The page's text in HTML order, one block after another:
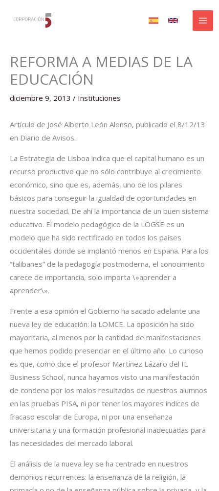
REFORMA A MEDIAS DE LA
EDUCACIÓN
diciembre 9, 2013 / Instituciones
Artículo de José Alberto León Alonso, publicado el 8/12/13
en Diario de Avisos.
La Estrategia de Lisboa indica que el capital humano es un
recurso productivo que no sólo contribuye al crecimiento
económico, sino que es, además, uno de los pilares
básicos para conseguir la igualdad de oportunidades en
nuestra sociedad. De ahí la importancia de un buen sistema
educativo. El modelo pedagógico de la LOGSE es un
modelo que ha sido rectificado en todos los países
occidentales donde se implantó menos en España. Para los
“talibanes” de la pedagogía postmoderna, el conocimiento
carece de importancia, solo importa \»aprender a
aprender\».
Frente a esa opinión el Gobierno ha sacado adelante una
nueva ley de educación: la LOMCE. La oposición ha sido
mayoritaria, al menos por la cantidad de manifestaciones
que hemos podido presenciar en el último año. Lo curioso
es que, como dice el profesor Martínez Lázaro del IE
Business School, nunca hayamos visto una manifestación
de condena por los malos resultados de nuestros alumnos
en las pruebas PISA, ni por tener los mayores índices de
fracaso escolar de Europa, ni por una enseñanza
universitaria y una formación profesional inadecuadas para
las necesidades del mercado laboral.
El análisis de la nueva ley se ha centrado en nuestros
demonios recurrentes: la enseñanza de la religión, la